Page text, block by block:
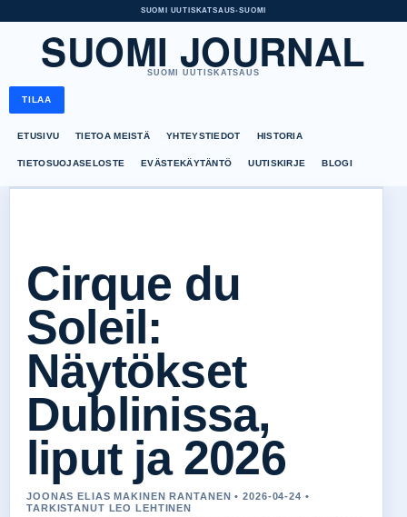
SUOMI UUTISKATSAUS•SUOMI
SUOMI JOURNAL
SUOMI UUTISKATSAUS
TILAA
ETUSIVU TIETOA MEISTÄ YHTEYSTIEDOT HISTORIA
TIETOSUOJASELOSTE EVÄSTEKÄYTÄNTÖ UUTISKIRJE BLOGI
Cirque du
Soleil:
Näytökset
Dublinissa,
liput ja 2026
JOONAS ELIAS MAKINEN RANTANEN • 2026-04-24 •
TARKISTANUT LEO LEHTINEN